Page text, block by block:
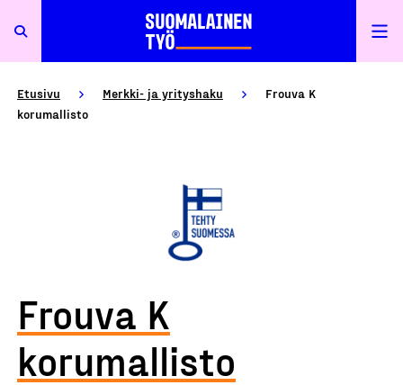
Etusivu Merkki- ja yrityshaku
Frouva K
korumallisto
Frouva K
korumallisto